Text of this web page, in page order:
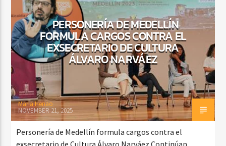
PERSONERÍA DE MEDELLÍN
FORMULA CARGOS CONTRA EL
EXSECRETARIO DE CULTURA
ÁLVARO NARVÁEZ
Maria Henao
NOVEMBER 21, 2025
Personería de Medellín formula cargos contra el
exsecretario de Cultura Álvaro Narváez Continúan